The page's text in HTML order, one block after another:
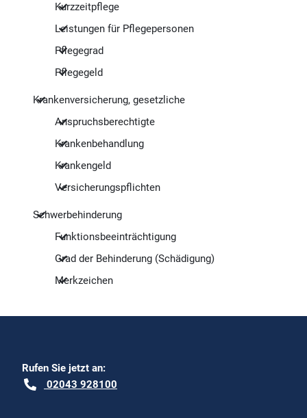
Kurzzeitpflege
Leistungen für Pflegepersonen
Pflegegrad
Pflegegeld
Krankenversicherung, gesetzliche
Anspruchsberechtigte
Krankenbehandlung
Krankengeld
Versicherungspflichten
Schwerbehinderung
Funktionsbeeinträchtigung
Grad der Behinderung (Schädigung)
Merkzeichen
Rufen Sie jetzt an:
02043 928100